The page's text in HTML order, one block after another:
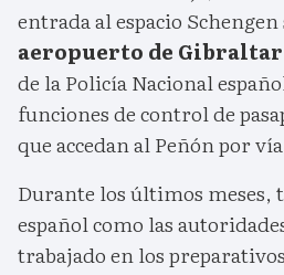
entrada al espacio
aeropuerto de Gibraltar
de la Policía Nacional
funciones de control de
que accedan al Peñón por
Durante los últimos meses,
español como las
trabajado en los